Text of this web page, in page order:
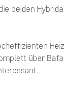
beiden
über